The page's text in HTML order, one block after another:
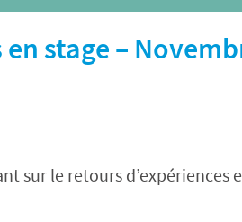
stage –
sur le retours d’expériences